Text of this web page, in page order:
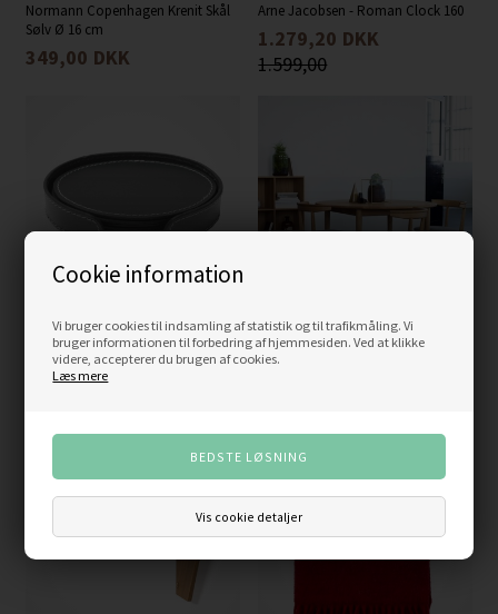
Cookie information
Vi bruger cookies til indsamling af statistik og til trafikmåling. Vi
bruger informationen til forbedring af hjemmesiden. Ved at klikke
videre, accepterer du brugen af cookies.
Læs mere
Vis cookie detaljer
Normann Copenhagen Krenit Skål
Sølv Ø 16 cm
349,00 DKK
Arne Jacobsen - Roman Clock 160
1.279,20 DKK
1.599,00
Ovale Coasters
175,00 DKK
Haslev Spisebord - 800 serien - Ovalt
105x160 cm Eg/Sæbe incl. massiv
NYHED